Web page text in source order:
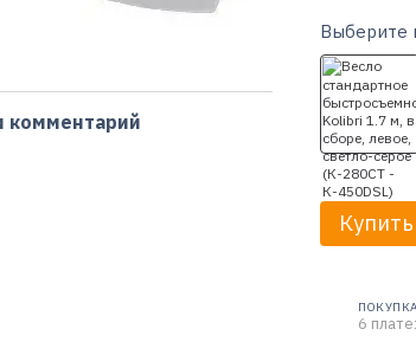
комментарий
Выберите
Купить
6